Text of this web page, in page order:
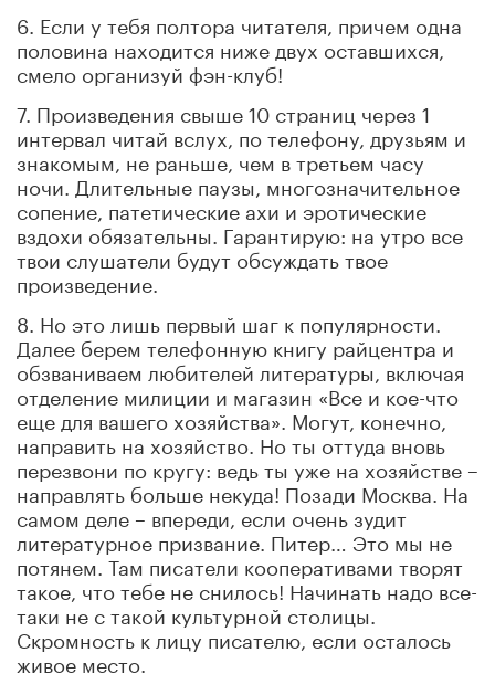
6. Если у тебя полтора читателя, причем одна
половина находится ниже двух оставшихся,
смело организуй фэн-клуб!
7. Произведения свыше 10 страниц через 1
интервал читай вслух, по телефону, друзьям и
знакомым, не раньше, чем в третьем часу
ночи. Длительные паузы, многозначительное
сопение, патетические ахи и эротические
вздохи обязательны. Гарантирую: на утро все
твои слушатели будут обсуждать твое
произведение.
8. Но это лишь первый шаг к популярности.
Далее берем телефонную книгу райцентра и
обзваниваем любителей литературы, включая
отделение милиции и магазин «Все и кое-что
еще для вашего хозяйства». Могут, конечно,
направить на хозяйство. Но ты оттуда вновь
перезвони по кругу: ведь ты уже на хозяйстве –
направлять больше некуда! Позади Москва. На
самом деле – впереди, если очень зудит
литературное призвание. Питер… Это мы не
потянем. Там писатели кооперативами творят
такое, что тебе не снилось! Начинать надо все-
таки не с такой культурной столицы.
Скромность к лицу писателю, если осталось
живое место.